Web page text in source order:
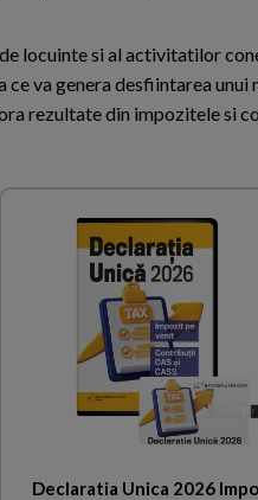
locuinte si al activitatilor
va genera desfiintarea unui
rezultate din impozitele si
Declaratia Unica 2026